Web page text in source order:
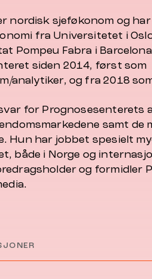
nordisk sjeføkonom og
fra Universitetet i
Pompeu Fabra i
siden 2014, først som
analytiker, og fra 2018
for Prognosesenterets
samt de
Hun har jobbet spesielt
både i Norge og
og formidler